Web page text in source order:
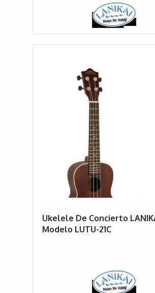
Ukelele De Concierto
Modelo LUTU-21C